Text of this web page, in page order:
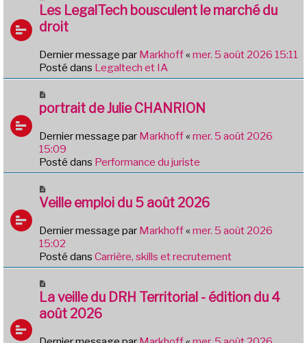
s
s
g
e
o
u
v
a
u
s
a
g
e
Les LegalTech bousculent le marché du
droit
Dernier message par Markhoff« mer. 5 août 2026 15:11
Posté dans Legaltech et IA
o
v
e
a
u
e
s
a
g
e
portrait de Julie CHANRION
Dernier message par Markhoff« mer. 5 août 2026
15:09
Posté dans Performance du juriste
o
v
e
a
u
e
s
s
Veille emploi du 5 août 2026
Dernier message par Markhoff« mer. 5 août 2026
15:02
Posté dans Carrière, skills et recrutement
o
u
v
La veille du DRH Territorial - édition du 4
août 2026